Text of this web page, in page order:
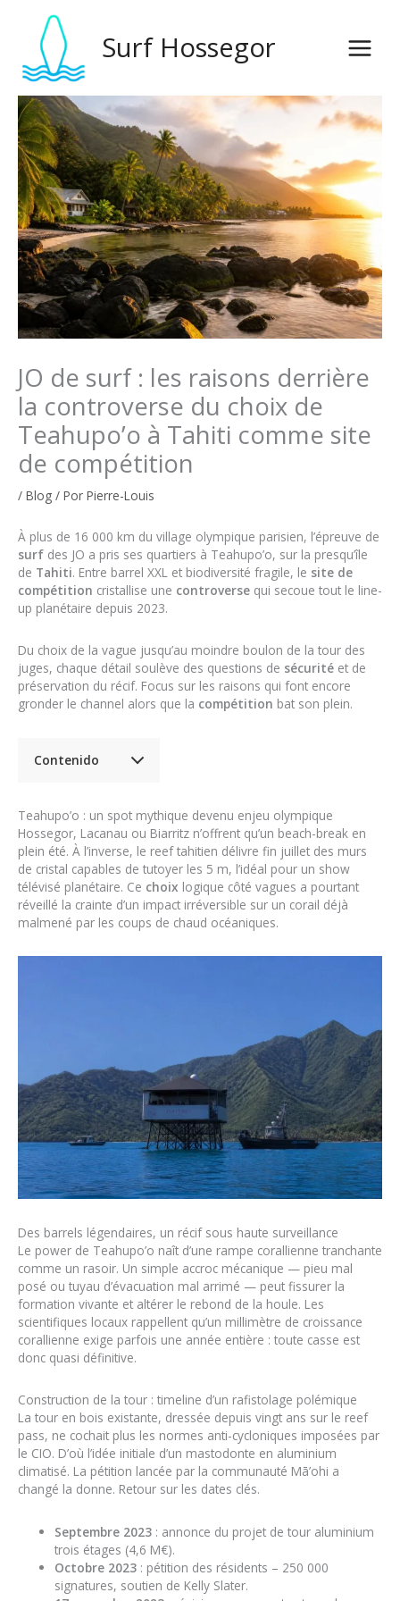
contenido
Surf Hossegor
JO de surf : les raisons derrière
la controverse du choix de
Teahupo’o à Tahiti comme site
de compétition
/ Blog / Por Pierre-Louis
À plus de 16 000 km du village olympique parisien, l’épreuve de
surf des JO a pris ses quartiers à Teahupo’o, sur la presqu’île
de Tahiti. Entre barrel XXL et biodiversité fragile, le site de
compétition cristallise une controverse qui secoue tout le line-
up planétaire depuis 2023.
Du choix de la vague jusqu’au moindre boulon de la tour des
juges, chaque détail soulève des questions de sécurité et de
préservation du récif. Focus sur les raisons qui font encore
gronder le channel alors que la compétition bat son plein.
Contenido
Teahupo’o : un spot mythique devenu enjeu olympique
Hossegor, Lacanau ou Biarritz n’offrent qu’un beach-break en
plein été. À l’inverse, le reef tahitien délivre fin juillet des murs
de cristal capables de tutoyer les 5 m, l’idéal pour un show
télévisé planétaire. Ce choix logique côté vagues a pourtant
réveillé la crainte d’un impact irréversible sur un corail déjà
malmené par les coups de chaud océaniques.
Des barrels légendaires, un récif sous haute surveillance
Le power de Teahupo’o naît d’une rampe corallienne tranchante
comme un rasoir. Un simple accroc mécanique — pieu mal
posé ou tuyau d’évacuation mal arrimé — peut fissurer la
formation vivante et altérer le rebond de la houle. Les
scientifiques locaux rappellent qu’un millimètre de croissance
corallienne exige parfois une année entière : toute casse est
donc quasi définitive.
Construction de la tour : timeline d’un rafistolage polémique
La tour en bois existante, dressée depuis vingt ans sur le reef
pass, ne cochait plus les normes anti-cycloniques imposées par
le CIO. D’où l’idée initiale d’un mastodonte en aluminium
climatisé. La pétition lancée par la communauté Mā’ohi a
changé la donne. Retour sur les dates clés.
Septembre 2023 : annonce du projet de tour aluminium
trois étages (4,6 M€).
Octobre 2023 : pétition des résidents – 250 000
signatures, soutien de Kelly Slater.